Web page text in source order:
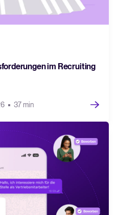
im Recruiting
37 min